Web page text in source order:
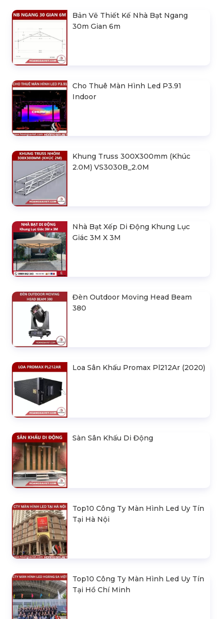
Bản Vẽ Thiết Kế Nhà Bạt Ngang
30m Gian 6m
Cho Thuê Màn Hình Led P3.91
Indoor
Khung Truss 300X300mm (Khúc
2.0M) VS3030B_2.0M
Nhà Bạt Xếp Di Động Khung Lục
Giác 3M X 3M
Đèn Outdoor Moving Head Beam
380
Loa Sân Khấu Promax Pl212Ar (2020)
Sàn Sân Khấu Di Động
Top10 Công Ty Màn Hình Led Uy Tín
Tại Hà Nội
Top10 Công Ty Màn Hình Led Uy Tín
Tại Hồ Chí Minh